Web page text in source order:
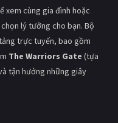
xem cùng gia đình hoặc
lý tưởng cho bạn. Bộ
trực tuyến, bao gồm
The Warriors Gate (tựa
tận hưởng những giây